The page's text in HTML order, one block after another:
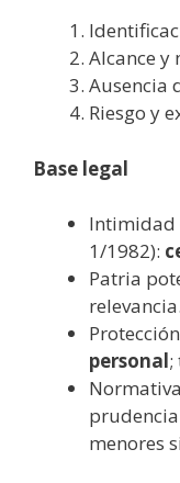
Alcance
Ausencia
Riesgo y
Base legal
Intimidad
1/1982):
Patria
relevancia.
personal;
menores